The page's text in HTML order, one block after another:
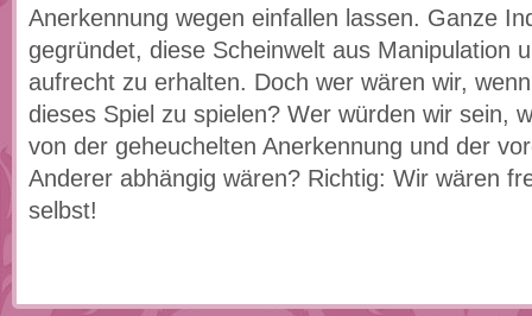
Anerkennung wegen einfallen lassen. Ganze
gegründet, diese Scheinwelt aus Manipulation
aufrecht zu erhalten. Doch wer wären wir,
dieses Spiel zu spielen? Wer würden wir sein,
von der geheuchelten Anerkennung und der
Anderer abhängig wären? Richtig: Wir wären
selbst!